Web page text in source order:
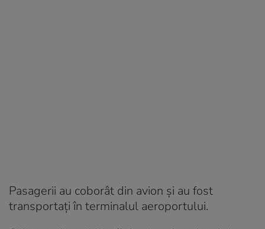
Pasagerii au coborât din avion și au fost
transportați în terminalul aeroportului.